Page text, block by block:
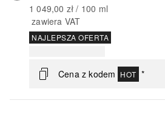
1 049,00 zł / 100 ml
zawiera VAT
NAJLEPSZA OFERTA
Cena z kodem HOT *